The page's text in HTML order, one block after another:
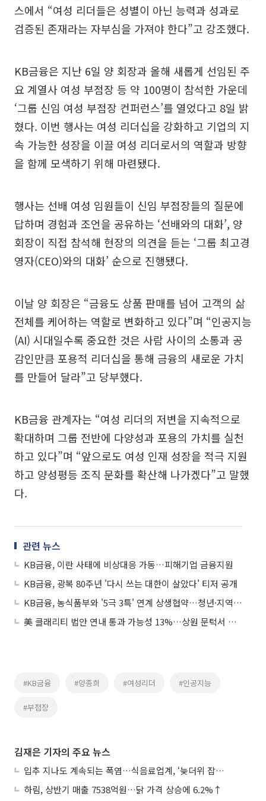
스에서 “여성 리더들은 성별이 아닌 능력과 성과로
검증된 존재라는 자부심을 가져야 한다”고 강조했다.
KB금융은 지난 6일 양 회장과 올해 새롭게 선임된 주
요 계열사 여성 부점장 등 약 100명이 참석한 가운데
‘그룹 신임 여성 부점장 컨퍼런스’를 열었다고 8일 밝
혔다. 이번 행사는 여성 리더십을 강화하고 기업의 지
속 가능한 성장을 이끌 여성 리더로서의 역할과 방향
을 함께 모색하기 위해 마련됐다.
행사는 선배 여성 임원들이 신임 부점장들의 질문에
답하며 경험과 조언을 공유하는 ‘선배와의 대화’, 양
회장이 직접 참석해 현장의 의견을 듣는 ‘그룹 최고경
영자(CEO)와의 대화’ 순으로 진행됐다.
이날 양 회장은 “금융도 상품 판매를 넘어 고객의 삶
전체를 케어하는 역할로 변화하고 있다”며 “인공지능
(AI) 시대일수록 중요한 것은 사람 사이의 소통과 공
감인만큼 포용적 리더십을 통해 금융의 새로운 가치
를 만들어 달라”고 당부했다.
KB금융 관계자는 “여성 리더의 저변을 지속적으로
확대하며 그룹 전반에 다양성과 포용의 가치를 실천
하고 있다”며 “앞으로도 여성 인재 성장을 적극 지원
하고 양성평등 조직 문화를 확산해 나가겠다”고 말했
다.
관련 뉴스
KB금융, 이란 사태에 비상대응 가동…피해기업 금융지원
KB금융, 광복 80주년 '다시 쓰는 대한이 살았다' 티저 공개
KB금융, 농식품부와 '5극 3특' 연계 상생협약…청년·지역·중기 25억 지원
美 클래리티 법안 연내 통과 가능성 13%…상원 문턱서 제동
#KB금융 #양종희 #여성리더 #인공지능
#부점장
김재은 기자의 주요 뉴스
입추 지나도 계속되는 폭염…식음료업계, ‘늦더위 잡기’ 전력 투구
하림, 상반기 매출 7538억원…닭 가격 상승에 6.2%↑